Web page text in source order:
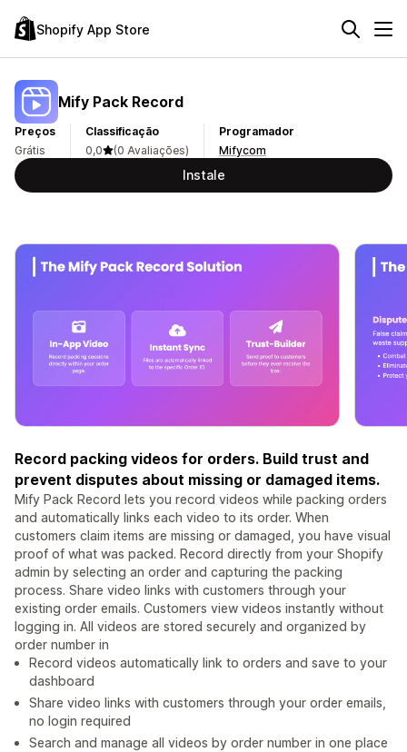
Shopify App Store
Mify Pack Record
Preços
Grátis
Classificação
0,0
(0 Avaliações)
Programador
Mifycom
Instale
Record packing videos for orders. Build trust and
prevent disputes about missing or damaged items.
Mify Pack Record lets you record videos while packing orders
and automatically links each video to its order. When
customers claim items are missing or damaged, you have visual
proof of what was packed. Record directly from your Shopify
admin by selecting an order and capturing the packing
process. Share video links with customers through your
existing order emails. Customers view videos instantly without
logging in. All videos are stored securely and organized by
order number in
Record videos automatically link to orders and save to your
dashboard
Share video links with customers through your order emails,
no login required
Search and manage all videos by order number in one place